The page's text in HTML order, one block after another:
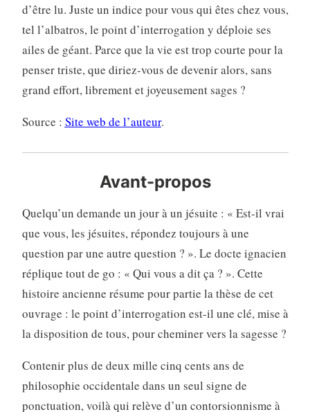
d’être lu. Juste un indice pour vous qui êtes chez vous,
tel l’albatros, le point d’interrogation y déploie ses
ailes de géant. Parce que la vie est trop courte pour la
penser triste, que diriez-vous de devenir alors, sans
grand effort, librement et joyeusement sages ?
Source : Site web de l’auteur.
Avant-propos
Quelqu’un demande un jour à un jésuite : « Est-il vrai
que vous, les jésuites, répondez toujours à une
question par une autre question ? ». Le docte ignacien
réplique tout de go : « Qui vous a dit ça ? ». Cette
histoire ancienne résume pour partie la thèse de cet
ouvrage : le point d’interrogation est-il une clé, mise à
la disposition de tous, pour cheminer vers la sagesse ?
Contenir plus de deux mille cinq cents ans de
philosophie occidentale dans un seul signe de
ponctuation, voilà qui relève d’un contorsionnisme à